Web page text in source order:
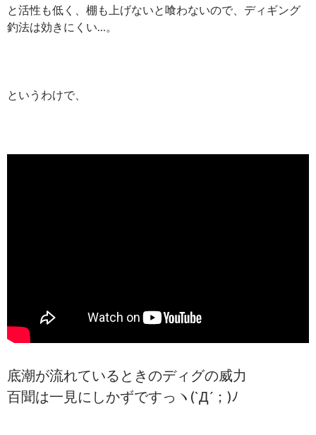
と活性も低く、棚も上げないと喰わないので、ディギング
釣法は効きにくい…。
というわけで、
底潮が流れているときのディグの威力
百聞は一見にしかずですっヽ(`Д´；)ﾉ